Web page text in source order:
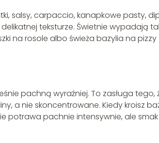
salsy, carpaccio, kanapkowe pasty,
teksturze. Świetnie wypadają
na rosole albo świeża bazylia na pizzy
pachną wyraźniej. To zasługa tego,
a nie skoncentrowane. Kiedy kroisz
potrawa pachnie intensywnie, ale